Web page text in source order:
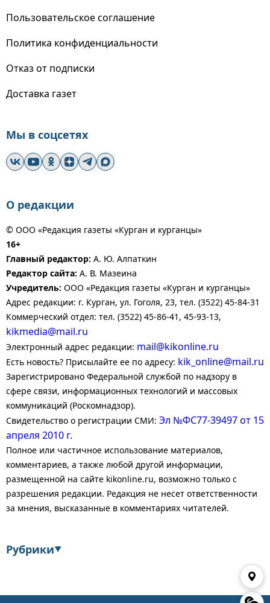
Пользовательское соглашение
Политика конфиденциальности
Отказ от подписки
Доставка газет
Мы в соцсетях
О редакции
© ООО «Редакция газеты «Курган и курганцы»
16+
Главный редактор: А. Ю. Алпаткин
Редактор сайта: А. В. Мазеина
Учредитель: ООО «Редакция газеты «Курган и курганцы»
Адрес редакции: г. Курган, ул. Гоголя, 23, тел. (3522) 45-84-31
Коммерческий отдел: тел. (3522) 45-86-41, 45-93-13,
kikmedia@mail.ru
Электронный адрес редакции: mail@kikonline.ru
Есть новость? Присылайте ее по адресу: kik_online@mail.ru
Зарегистрировано Федеральной службой по надзору в
сфере связи, информационных технологий и массовых
коммуникаций (Роскомнадзор).
Свидетельство о регистрации СМИ: Эл №ФС77-39497 от 15
апреля 2010 г.
Полное или частичное использование материалов,
комментариев, а также любой другой информации,
размещенной на сайте kikonline.ru, возможно только с
разрешения редакции. Редакция не несет ответственности
за мнения, высказанные в комментариях читателей.
Рубрики▼